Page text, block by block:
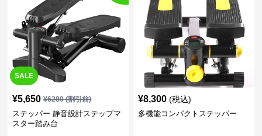
SALE
¥5,650 ¥6280(割引前)
ステッパー 静音設計ステップマ
スター踏み台
¥8,300 (税込)
多機能コンパクトステッパー